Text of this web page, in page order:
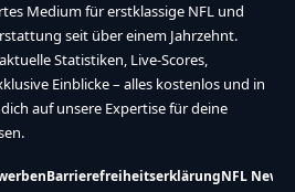
Medium für erstklassige NFL und
seit über einem Jahrzehnt.
Statistiken, Live-Scores,
Einblicke – alles kostenlos und in
auf unsere Expertise für deine
BarrierefreiheitserklärungNFL News